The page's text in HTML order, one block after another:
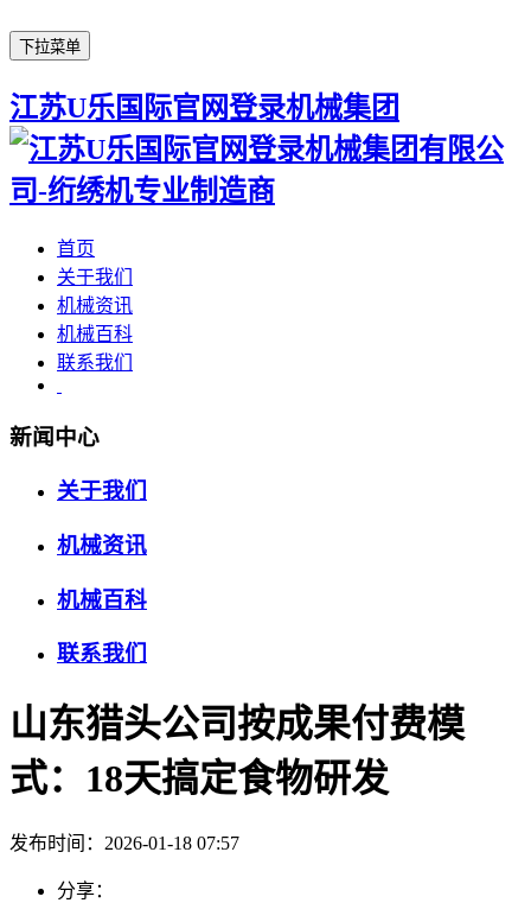
下拉菜单
江苏U乐国际官网登录机械集团
首页
关于我们
机械资讯
机械百科
联系我们
新闻中心
关于我们
机械资讯
机械百科
联系我们
山东猎头公司按成果付费模
式：18天搞定食物研发
发布时间：2026-01-18 07:57
分享：